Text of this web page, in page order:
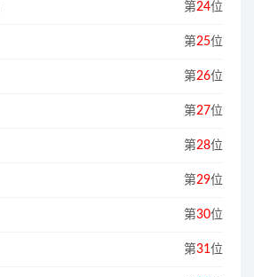
第24位
第25位
第26位
第27位
第28位
第29位
第30位
第31位